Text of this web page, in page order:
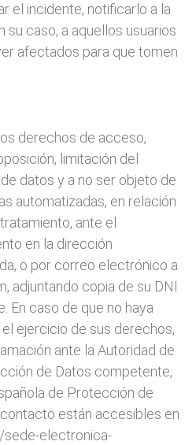
el incidente, notificarlo a la
su caso, a aquellos usuarios
afectados para que tomen
derechos de acceso,
limitación del
datos y a no ser objeto de
automatizadas, en relación
ante el
en la dirección
o por correo electrónico a
adjuntando copia de su DNI
En caso de que no haya
ejercicio de sus derechos,
ante la Autoridad de
de Datos competente,
de Protección de
están accesibles en
electronica-